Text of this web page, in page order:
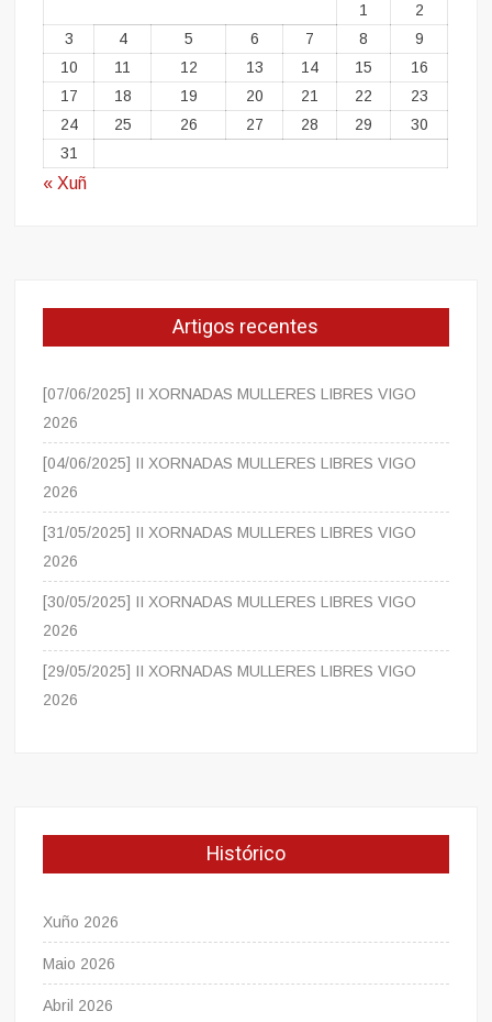
1
2
3
4 5 6 7 8
9
10
11 12 13 14 15
16
17
18 19 20 21 22
23
24
25 26 27 28 29
30
31
« Xuñ
Artigos recentes
[07/06/2025] II XORNADAS MULLERES LIBRES VIGO
2026
[04/06/2025] II XORNADAS MULLERES LIBRES VIGO
2026
[31/05/2025] II XORNADAS MULLERES LIBRES VIGO
2026
[30/05/2025] II XORNADAS MULLERES LIBRES VIGO
2026
[29/05/2025] II XORNADAS MULLERES LIBRES VIGO
2026
Histórico
Xuño 2026
Maio 2026
Abril 2026